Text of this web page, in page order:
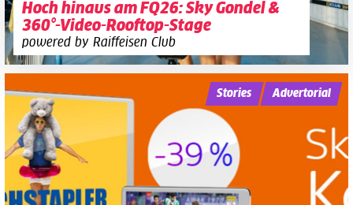
Hoch hinaus am FQ26: Sky Gondel &
360°-Video-Rooftop-Stage
powered by Raiffeisen Club
Stories Advertorial